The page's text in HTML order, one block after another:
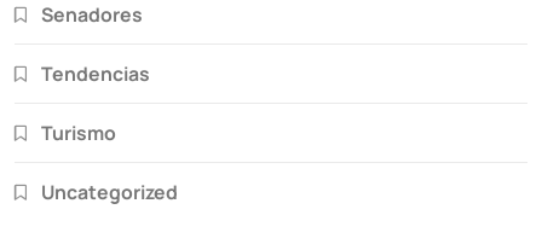
Senadores
Tendencias
Turismo
Uncategorized